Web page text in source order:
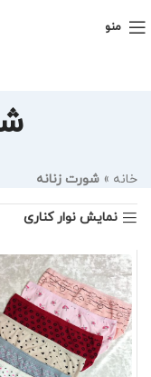
منو
خانه » شورت زنانه
نمایش نوار کناری